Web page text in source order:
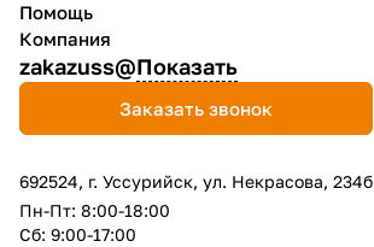
Помощь
Компания
zakazuss@Показать
Заказать звонок
692524, г. Уссурийск, ул. Некрасова, 234б
Пн-Пт: 8:00-18:00
Сб: 9:00-17:00